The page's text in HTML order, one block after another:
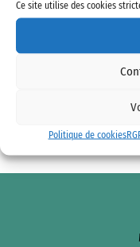
Ce site utilise des cookies
Politique de cookies
Livraison sous 7 à 10
Paiement